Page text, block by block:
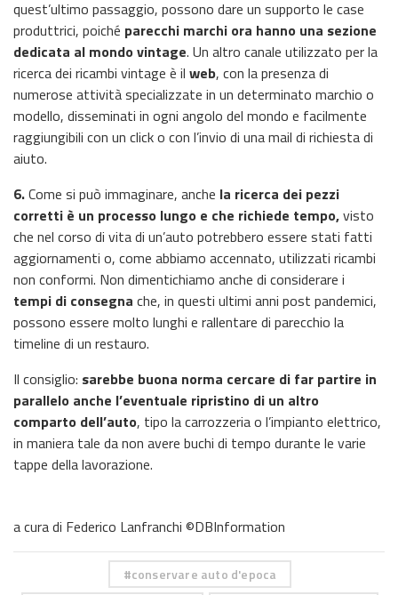
quest’ultimo passaggio, possono dare un supporto le case
produttrici, poiché parecchi marchi ora hanno una sezione
dedicata al mondo vintage. Un altro canale utilizzato per la
ricerca dei ricambi vintage è il web, con la presenza di
numerose attività specializzate in un determinato marchio o
modello, disseminati in ogni angolo del mondo e facilmente
raggiungibili con un click o con l’invio di una mail di richiesta di
aiuto.
6.Come si può immaginare, anche la ricerca dei pezzi
corretti è un processo lungo e che richiede tempo,visto
che nel corso di vita di un’auto potrebbero essere stati fatti
aggiornamenti o, come abbiamo accennato, utilizzati ricambi
non conformi. Non dimentichiamo anche di considerare i
tempi di consegna che, in questi ultimi anni post pandemici,
possono essere molto lunghi e rallentare di parecchio la
timeline di un restauro.
Il consiglio: sarebbe buona norma cercare di far partire in
parallelo anche l’eventuale ripristino di un altro
comparto dell’auto, tipo la carrozzeria o l’impianto elettrico,
in maniera tale da non avere buchi di tempo durante le varie
tappe della lavorazione.
a cura di Federico Lanfranchi ©DBInformation
conservare auto d'epoca